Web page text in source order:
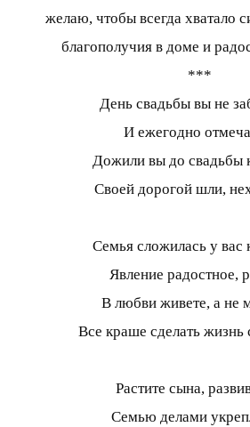
желаю, чтобы всегда хватало
благополучия в доме и
***
День свадьбы вы не
И ежегодно
Дожили вы до свадьбы
Своей дорогой шли,
Семья сложилась у вас
Явление радостное,
В любви живете, а не
Все краше сделать жизнь
Растите сына,
Семью делами